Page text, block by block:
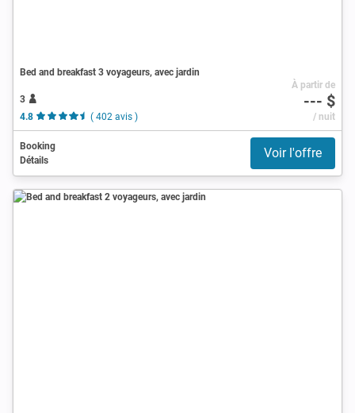
Bed and breakfast 3 voyageurs, avec jardin
3
4.8
( 402 avis )
À partir de
--- $
/ nuit
Booking
Détails
Voir l'offre